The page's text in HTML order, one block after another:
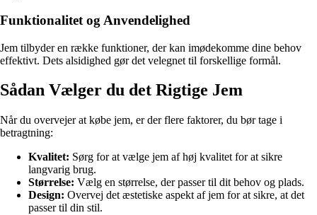
Funktionalitet og Anvendelighed
Jem tilbyder en række funktioner, der kan imødekomme dine behov
effektivt. Dets alsidighed gør det velegnet til forskellige formål.
Sådan Vælger du det Rigtige Jem
Når du overvejer at købe jem, er der flere faktorer, du bør tage i
betragtning:
Kvalitet: Sørg for at vælge jem af høj kvalitet for at sikre
langvarig brug.
Størrelse: Vælg en størrelse, der passer til dit behov og plads.
Design: Overvej det æstetiske aspekt af jem for at sikre, at det
passer til din stil.